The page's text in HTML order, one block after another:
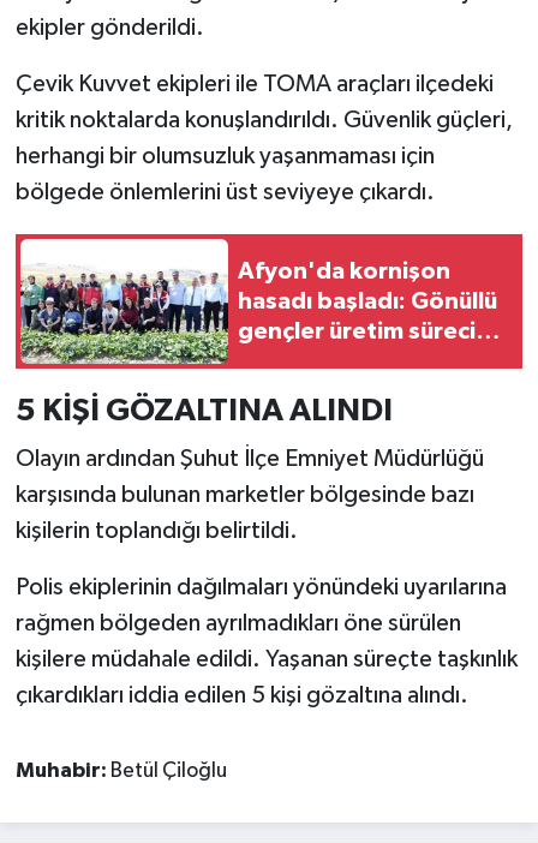
ekipler gönderildi.
Çevik Kuvvet ekipleri ile TOMA araçları ilçedeki
kritik noktalarda konuşlandırıldı. Güvenlik güçleri,
herhangi bir olumsuzluk yaşanmaması için
bölgede önlemlerini üst seviyeye çıkardı.
Afyon'da kornişon
hasadı başladı: Gönüllü
gençler üretim sürecine
5 KİŞİ GÖZALTINA ALINDI
Olayın ardından Şuhut İlçe Emniyet Müdürlüğü
karşısında bulunan marketler bölgesinde bazı
kişilerin toplandığı belirtildi.
Polis ekiplerinin dağılmaları yönündeki uyarılarına
rağmen bölgeden ayrılmadıkları öne sürülen
kişilere müdahale edildi. Yaşanan süreçte taşkınlık
çıkardıkları iddia edilen 5 kişi gözaltına alındı.
Muhabir: Betül Çiloğlu